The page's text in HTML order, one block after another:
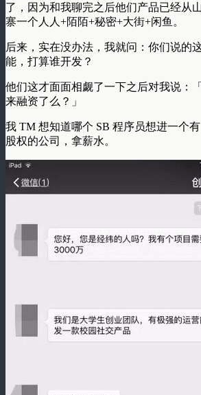
了，因为和我聊完之后他们产品已经从
寨一个人人+陌陌+秘密+大街+闲鱼。
后来，实在没办法，我就问：你们说的
能，打算谁开发？
他们这才面面相觑了一下之后对我说：
来融资了么？」
我 TM 想知道哪个 SB 程序员想进一个
股权的公司，拿薪水。